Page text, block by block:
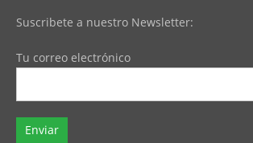
Suscribete a nuestro Newsletter:
Tu correo electrónico